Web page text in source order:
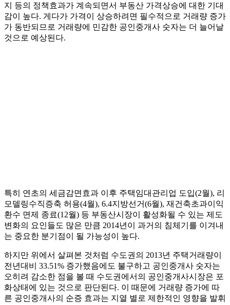
지 등의 정책효과가 계속되면서 부동산 가격상승에 대한 기대
감이 높다. 게다가 가격이 상승하려면 필수적으로 거래량 증가
가 동반되므로 거래량에 민감한 공인중개사 숫자는 더 늘어날
것으로 예상된다.
특히 연초의 세금감면효과 이후 주택임대관리업 도입(2월), 리
모델링수직증축 허용(4월), 6.4지방선거(6월), 재건축초과이익
환수 면제 종료(12월) 등 부동산시장이 활성화될 수 있는 제도
변화의 요인들도 많은 만큼 2014년이 과거의 침체기를 이겨내
는 중요한 분기점이 될 가능성이 높다.
하지만 위에서 살펴본 것처럼 수도권의 2013년 주택거래량이
전년대비 33.51% 증가했음에도 불구하고 공인중개사 숫자는
오히려 감소한 점을 볼 때 수도권에서의 공인중개사시장은 포
화상태에 있는 것으로 판단된다. 이 때문에 거래량 증가에 따
른 공인중개사의 순증 효과는 지열 별로 제한적인 영향을 발휘